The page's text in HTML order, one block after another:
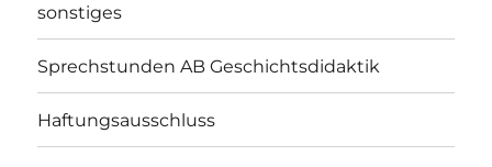
sonstiges
Sprechstunden AB Geschichtsdidaktik
Haftungsausschluss